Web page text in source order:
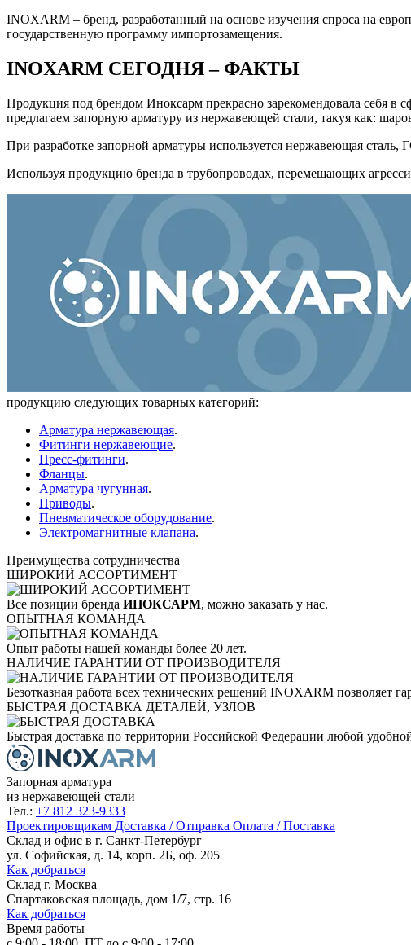
INOXARM – бренд, разработанный на основе изучения спроса на
государственную программу импортозамещения.
INOXARM СЕГОДНЯ – ФАКТЫ
Продукция под брендом Иноксарм прекрасно зарекомендовала себя
предлагаем запорную арматуру из нержавеющей стали, такуя как:
При разработке запорной арматуры используется нержавеющая
Используя продукцию бренда в трубопроводах, перемещающих
продукцию следующих товарных категорий:
Арматура нержавеющая.
Фитинги нержавеющие.
Пресс-фитинги.
Фланцы.
Арматура чугунная.
Приводы.
Пневматическое оборудование.
Электромагнитные клапана.
Преимущества сотрудничества
ШИРОКИЙ АССОРТИМЕНТ
Все позиции бренда ИНОКСАРМ, можно заказать у нас.
ОПЫТНАЯ КОМАНДА
Опыт работы нашей команды более 20 лет.
НАЛИЧИЕ ГАРАНТИИ ОТ ПРОИЗВОДИТЕЛЯ
Безотказная работа всех технических решений INOXARM позволяет
БЫСТРАЯ ДОСТАВКА ДЕТАЛЕЙ, УЗЛОВ
Быстрая доставка по территории Российской Федерации любой
Запорная арматура
из нержавеющей стали
Тел.: +7 812 323-9333
Проектировщикам Доставка / Отправка Оплата / Поставка
Склад и офис в г. Санкт-Петербург
ул. Софийская, д. 14, корп. 2Б, оф. 205
Как добраться
Склад г. Москва
Спартаковская площадь, дом 1/7, стр. 16
Как добраться
Время работы